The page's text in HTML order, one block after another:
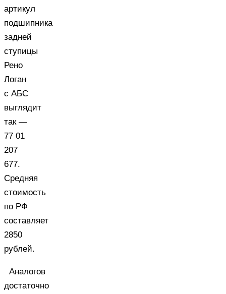
артикул
подшипника
задней
ступицы
Рено
Логан
с АБС
выглядит
так —
77 01
207
677.
Средняя
стоимость
по РФ
составляет
2850
рублей.
Аналогов
достаточно